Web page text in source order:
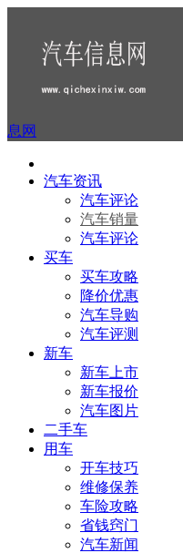
息网
汽车资讯
汽车评论
汽车销量
汽车评论
买车
买车攻略
降价优惠
汽车导购
汽车评测
新车
新车上市
新车报价
汽车图片
二手车
用车
开车技巧
维修保养
车险攻略
省钱窍门
汽车新闻